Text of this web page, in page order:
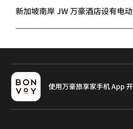
新加坡南岸 JW 万豪酒店设有电
使用万豪旅享家手机 App